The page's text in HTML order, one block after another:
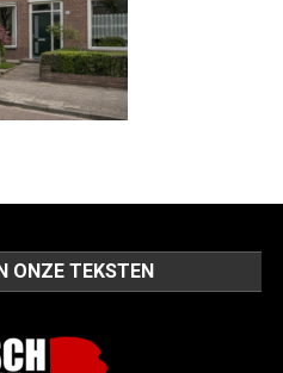
ONZE TEKSTEN